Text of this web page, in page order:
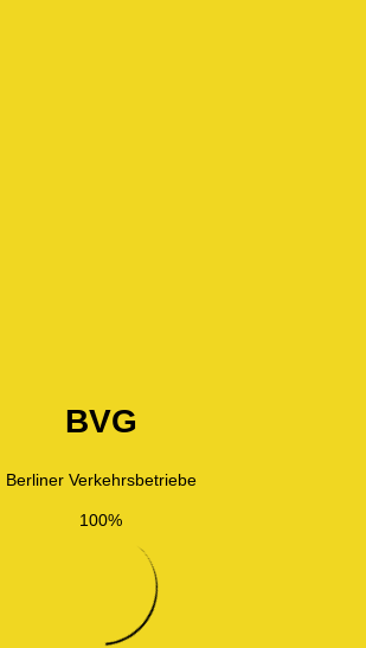
BVG
Berliner Verkehrsbetriebe
100%